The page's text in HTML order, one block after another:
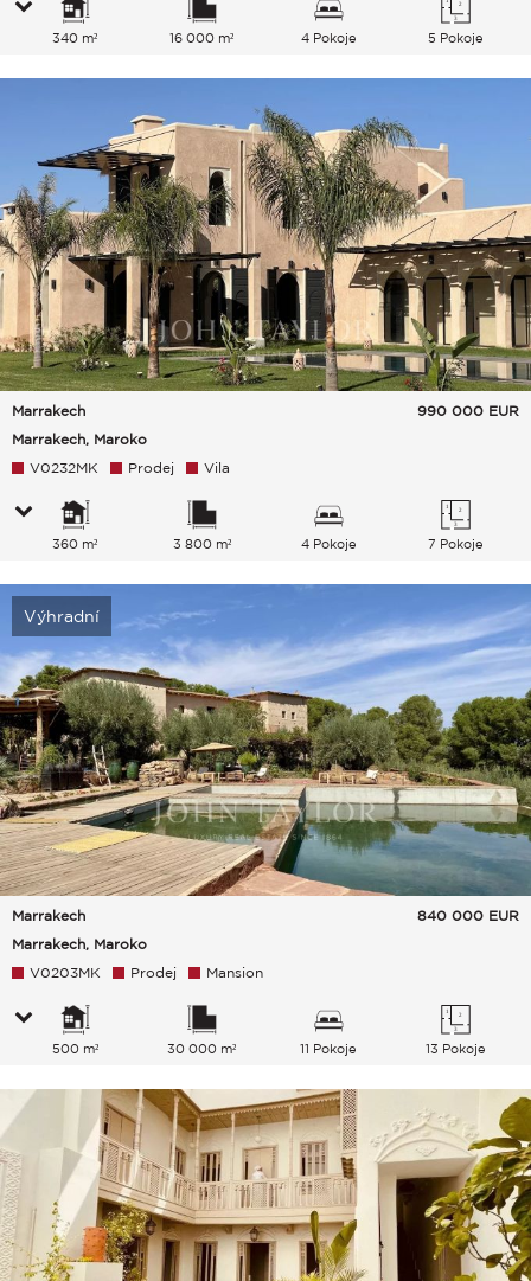
340 m² 16 000 m² 4 Pokoje 5 Pokoje
Marrakech
Marrakech, Maroko
990 000 EUR
V0232MK Prodej Vila
360 m² 3 800 m² 4 Pokoje 7 Pokoje
Výhradní
Marrakech
Marrakech, Maroko
840 000 EUR
V0203MK Prodej Mansion
500 m² 30 000 m² 11 Pokoje 13 Pokoje